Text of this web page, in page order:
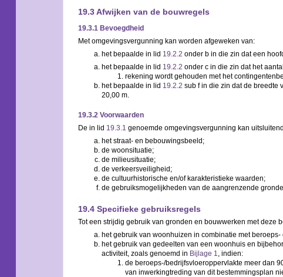
19.3 Afwijken van de bouwregels
19.3.1 Bevoegdheid
Met omgevingsvergunning kan worden afgeweken van:
het bepaalde in lid 19.2.2 onder b in die zin dat een
het bepaalde in lid 19.2.2 onder c in die zin dat het
rekening wordt gehouden met het
het bepaalde in lid 19.2.2 sub f in die zin dat de breedte
20,00 m.
19.3.2 Voorwaarden
De in lid 19.3.1 genoemde omgevingsvergunning kan
het straat- en bebouwingsbeeld;
de woonsituatie;
de milieusituatie;
de verkeersveiligheid;
de cultuurhistorische en/of karakteristieke waarden;
de gebruiksmogelijkheden van de aangrenzende
19.4 Specifieke gebruiksregels
Tot een strijdig gebruik van gronden en bouwwerken met deze
het gebruik van woonhuizen in combinatie met
het gebruik van gedeelten van een woonhuis en
activiteit, zoals genoemd in Bijlage 1, indien:
de beroeps-/bedrijfsvloeroppervlakte meer dan
van inwerkingtreding van dit bestemmingsplan